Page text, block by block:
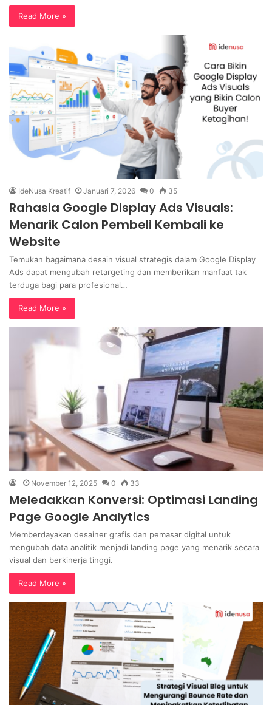
Read More »
IdeNusa Kreatif Januari 7, 2026 0 35
Rahasia Google Display Ads Visuals:
Menarik Calon Pembeli Kembali ke
Website
Temukan bagaimana desain visual strategis dalam Google Display
Ads dapat mengubah retargeting dan memberikan manfaat tak
terduga bagi para profesional…
Read More »
November 12, 2025 0 33
Meledakkan Konversi: Optimasi Landing
Page Google Analytics
Memberdayakan desainer grafis dan pemasar digital untuk
mengubah data analitik menjadi landing page yang menarik secara
visual dan berkinerja tinggi.
Read More »